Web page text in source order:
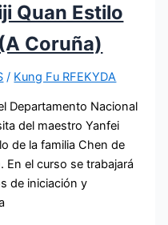
Quan Estilo
Coruña)
/ Kung Fu RFEKYDA
Departamento Nacional
del maestro Yanfei
de la familia Chen de
En el curso se trabajará
de iniciación y